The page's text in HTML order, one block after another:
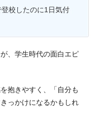
登校したのに1日気付
、学生時代の面白エピ
抱きやすく、「自分も
っかけになるかもしれ